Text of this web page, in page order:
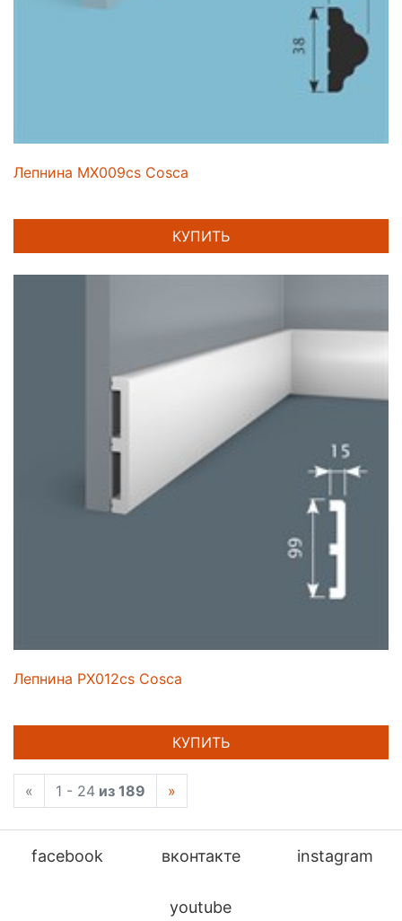
Лепнина MX009cs Cosca
КУПИТЬ
Лепнина PX012cs Cosca
КУПИТЬ
« 1 - 24 из 189 »
facebook вконтакте instagram
youtube